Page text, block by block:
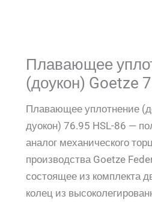
Плавающее
(доукон) Goetze
Плавающее уплотнение
дуокон) 76.95 HSL-86 —
аналог механического
производства Goetze
состоящее из комплекта
колец из